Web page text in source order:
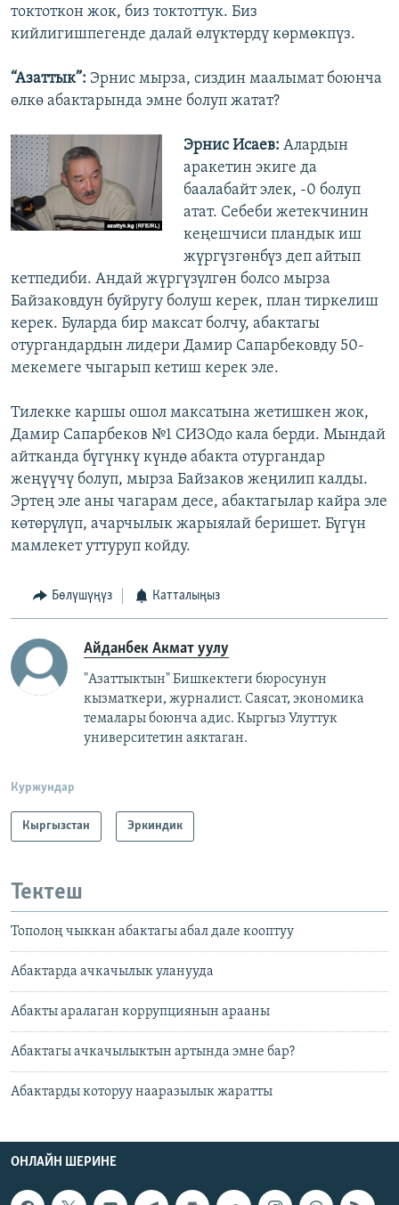
токтоткон жок, биз токтоттук. Биз
кийлигишпегенде далай өлүктөрдү көрмөкпүз.
“Азаттык”: Эрнис мырза, сиздин маалымат боюнча
өлкө абактарында эмне болуп жатат?
Эрнис Исаев: Алардын
аракетин экиге да
баалабайт элек, -0 болуп
атат. Себеби жетекчинин
кеңешчиси пландык иш
жүргүзгөнбүз деп айтып
кетпедиби. Андай жүргүзүлгөн болсо мырза
Байзаковдун буйругу болуш керек, план тиркелиш
керек. Буларда бир максат болчу, абактагы
отургандардын лидери Дамир Сапарбековду 50-
мекемеге чыгарып кетиш керек эле.
Тилекке каршы ошол максатына жетишкен жок,
Дамир Сапарбеков №1 СИЗОдо кала берди. Мындай
айтканда бүгүнкү күндө абакта отургандар
жеңүүчү болуп, мырза Байзаков жеңилип калды.
Эртең эле аны чагарам десе, абактагылар кайра эле
көтөрүлүп, ачарчылык жарыялай беришет. Бүгүн
мамлекет уттуруп койду.
Бөлүшүңүз Катталыңыз
Айданбек Акмат уулу
"Азаттыктын" Бишкектеги бюросунун
кызматкери, журналист. Саясат, экономика
темалары боюнча адис. Кыргыз Улуттук
университетин аяктаган.
Куржундар
Кыргызстан Эркиндик
Тектеш
Тополоң чыккан абактагы абал дале кооптуу
Абактарда ачкачылык уланууда
Абакты аралаган коррупциянын арааны
Абактагы ачкачылыктын артында эмне бар?
Абактарды которуу нааразылык жаратты
ОНЛАЙН ШЕРИНЕ